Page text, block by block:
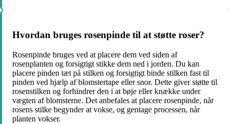
Hvordan bruges rosenpinde til at støtte roser?
Rosenpinde bruges ved at placere dem ved siden af ​​
rosenplanten og forsigtigt stikke dem ned i jorden. Du kan
placere pinden tæt på stilken og forsigtigt binde stilken fast til
pinden ved hjælp af blomstertape eller snor. Dette giver støtte til
rosenstilken og forhindrer den i at bøje eller knække under
vægten af ​​blomsterne. Det anbefales at placere rosenpinde, når
rosens stilke begynder at vokse, og gentage processen, når
planten vokser.